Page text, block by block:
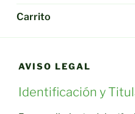
Carrito
AVISO LEGAL
Identificación y